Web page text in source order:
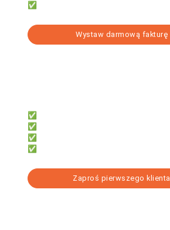
✅ Narzędzia do formalności
Wystaw darmową fakturę
✅ System do współpracy z klientami
✅ Dać klientom darmowe faktury
✅ Obsługi KSeF bez instalacji
✅ Rozliczać KPiR lub Ryczałt
Zaproś pierwszego klienta